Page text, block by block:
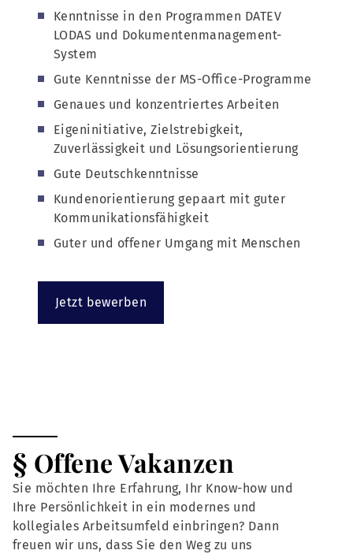
Kenntnisse in den Programmen DATEV
LODAS und Dokumentenmanagement-
System
Gute Kenntnisse der MS-Office-Programme
Genaues und konzentriertes Arbeiten
Eigeninitiative, Zielstrebigkeit,
Zuverlässigkeit und Lösungsorientierung
Gute Deutschkenntnisse
Kundenorientierung gepaart mit guter
Kommunikationsfähigkeit
Guter und offener Umgang mit Menschen
Jetzt bewerben
§ Offene Vakanzen
Sie möchten Ihre Erfahrung, Ihr Know-how und
Ihre Persönlichkeit in ein modernes und
kollegiales Arbeitsumfeld einbringen? Dann
freuen wir uns, dass Sie den Weg zu uns